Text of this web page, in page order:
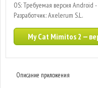
OS: Требуемая версия Android
Разработчик: Axelerum S.L.
My Cat Mimitos 2 —
Описание приложения